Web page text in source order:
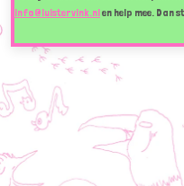
info@luistervink.nlen help mee. Dan